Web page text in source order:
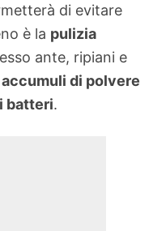
di evitare
è la pulizia
ante, ripiani e
di polvere
batteri.